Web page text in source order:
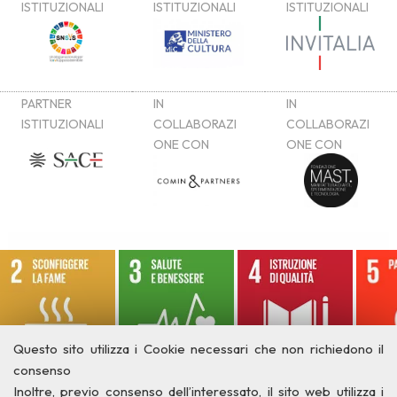
Questo sito utilizza i Cookie necessari che non richiedono il
consenso
Inoltre, previo consenso dell’interessato, il sito web utilizza i